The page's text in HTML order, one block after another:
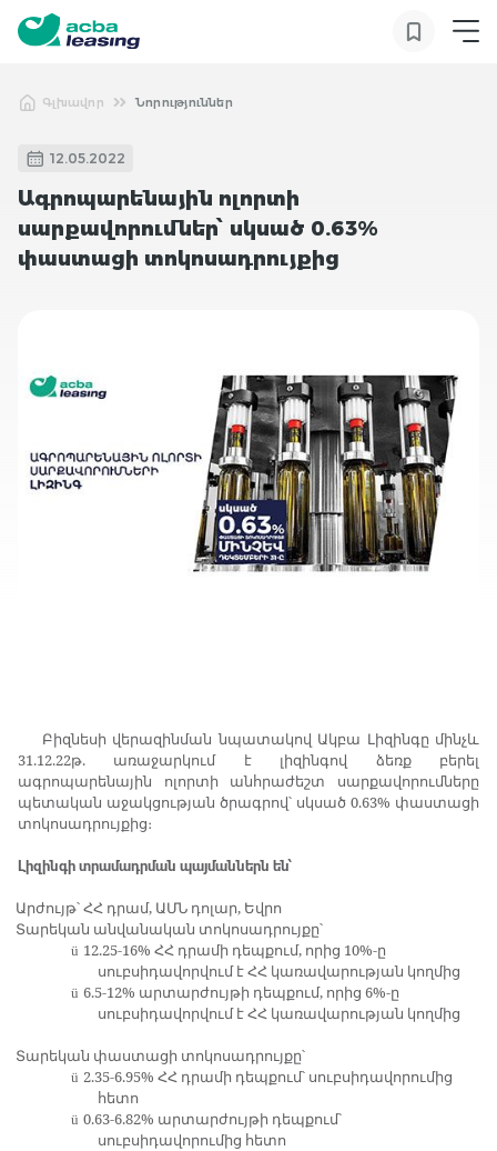
Գլխավոր Նորություններ
12.05.2022
Ագրոպարենային ոլորտի
սարքավորումներ՝ սկսած 0.63%
փաստացի տոկոսադրույքից
Բիզնեսի վերազինման նպատակով Ակբա Լիզինգը մինչև
31.12.22թ. առաջարկում է լիզինգով ձեռք բերել
ագրոպարենային ոլորտի անհրաժեշտ սարքավորումները
պետական աջակցության ծրագրով՝ սկսած 0.63% փաստացի
տոկոսադրույքից։
Լիզինգի տրամադրման պայմաններն են՝
Արժույթ՝ ՀՀ դրամ, ԱՄՆ դոլար, Եվրո
Տարեկան անվանական տոկոսադրույքը՝
ü 12.25-16% ՀՀ դրամի դեպքում, որից 10%-ը
սուբսիդավորվում է ՀՀ կառավարության կողմից
ü 6.5-12% արտարժույթի դեպքում, որից 6%-ը
սուբսիդավորվում է ՀՀ կառավարության կողմից
Տարեկան փաստացի տոկոսադրույքը՝
ü 2.35-6.95% ՀՀ դրամի դեպքում՝ սուբսիդավորումից
հետո
ü 0.63-6.82% արտարժույթի դեպքում՝
սուբսիդավորումից հետո